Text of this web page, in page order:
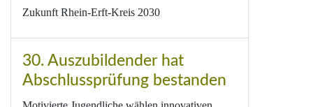
Zukunft Rhein-Erft-Kreis 2030
30. Auszubildender hat
Abschlussprüfung bestanden